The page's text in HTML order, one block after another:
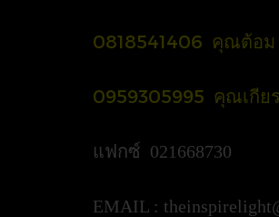
0818541406 คุณต้อม
0959305995 คุณเกีย
แฟกซ์ 021668730
EMAIL :